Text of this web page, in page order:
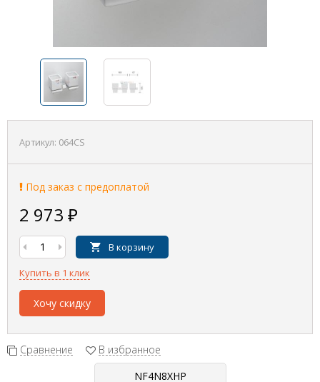
Артикул: 064CS
Под заказ с предоплатой
2 973 ₽
В корзину
Купить в 1 клик
Хочу скидку
Сравнение В избранное